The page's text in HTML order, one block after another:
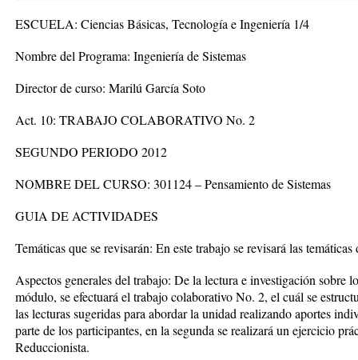
ESCUELA: Ciencias Básicas, Tecnología e Ingeniería 1/4
Nombre del Programa: Ingeniería de Sistemas
Director de curso: Marilú García Soto
Act. 10: TRABAJO COLABORATIVO No. 2
SEGUNDO PERIODO 2012
NOMBRE DEL CURSO: 301124 – Pensamiento de Sistemas
GUIA DE ACTIVIDADES
Temáticas que se revisarán: En este trabajo se revisará las
Aspectos generales del trabajo: De la lectura e investigación sobre
módulo, se efectuará el trabajo colaborativo No. 2, el cuál se
las lecturas sugeridas para abordar la unidad realizando aportes
parte de los participantes, en la segunda se realizará un ejercicio
Reduccionista.